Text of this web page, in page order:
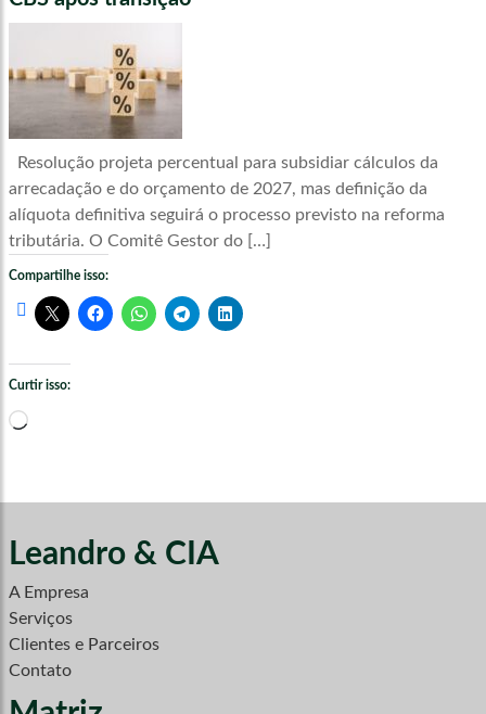
Resolução projeta percentual para subsidiar cálculos da
arrecadação e do orçamento de 2027, mas definição da
alíquota definitiva seguirá o processo previsto na reforma
tributária. O Comitê Gestor do […]
Compartilhe isso:
Curtir isso:
Carregando...
Leandro & CIA
A Empresa
Serviços
Clientes e Parceiros
Contato